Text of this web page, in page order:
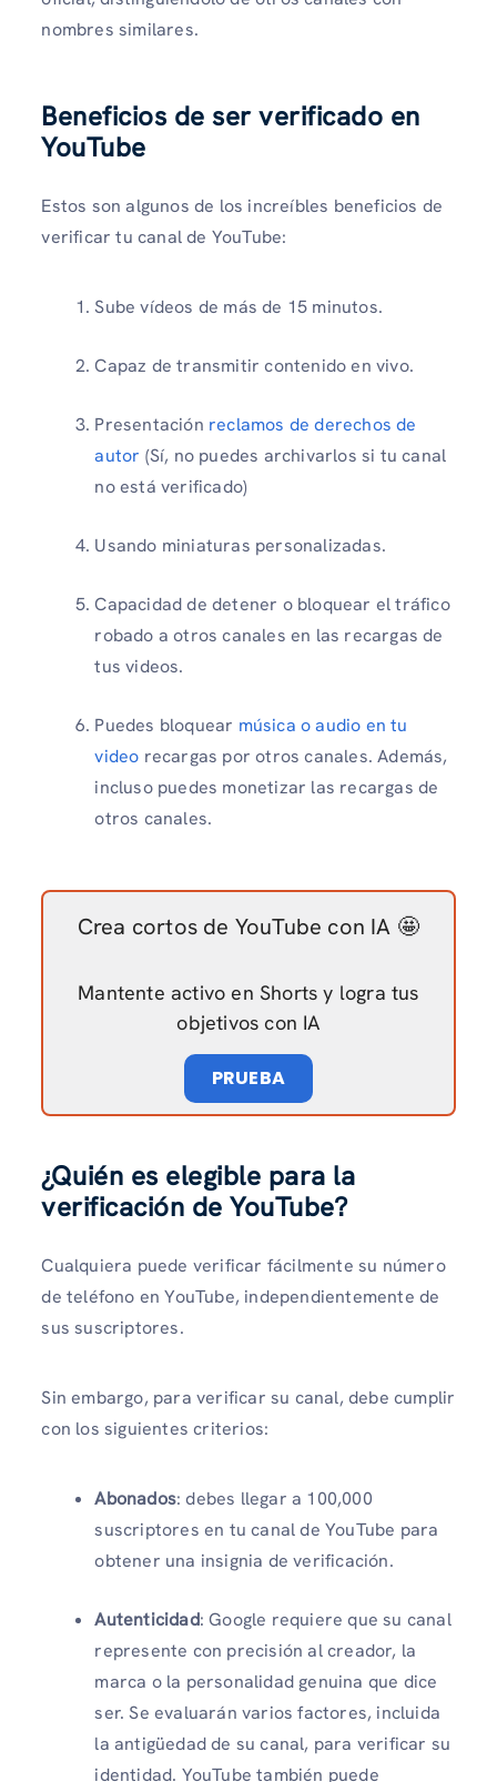
nombres similares.
Beneficios de ser verificado en
YouTube
Estos son algunos de los increíbles beneficios de
verificar tu canal de YouTube:
Sube vídeos de más de 15 minutos.
Capaz de transmitir contenido en vivo.
Presentación reclamos de derechos de
autor (Sí, no puedes archivarlos si tu canal
no está verificado)
Usando miniaturas personalizadas.
Capacidad de detener o bloquear el tráfico
robado a otros canales en las recargas de
tus videos.
Puedes bloquear música o audio en tu
video recargas por otros canales. Además,
incluso puedes monetizar las recargas de
otros canales.
Crea cortos de YouTube con IA 🤩
Mantente activo en Shorts y logra tus
objetivos con IA
PRUEBA
¿Quién es elegible para la
verificación de YouTube?
Cualquiera puede verificar fácilmente su número
de teléfono en YouTube, independientemente de
sus suscriptores.
Sin embargo, para verificar su canal, debe cumplir
con los siguientes criterios:
Abonados: debes llegar a 100,000
suscriptores en tu canal de YouTube para
obtener una insignia de verificación.
Autenticidad: Google requiere que su canal
represente con precisión al creador, la
marca o la personalidad genuina que dice
ser. Se evaluarán varios factores, incluida
la antigüedad de su canal, para verificar su
identidad. YouTube también puede